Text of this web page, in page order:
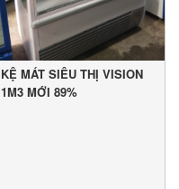
KỆ MÁT SIÊU THỊ VISION
1M3 MỚI 89%